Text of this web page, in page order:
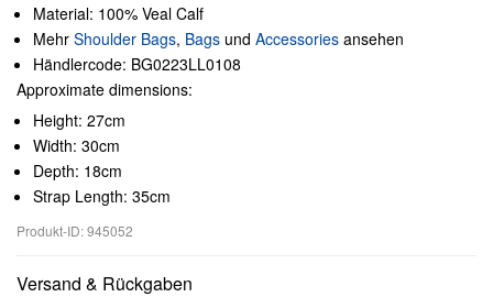
Material: 100% Veal Calf
Mehr Shoulder Bags, Bags und Accessories ansehen
Händlercode: BG0223LL0108
Approximate dimensions:
Height: 27cm
Width: 30cm
Depth: 18cm
Strap Length: 35cm
Produkt-ID: 945052
Versand & Rückgaben